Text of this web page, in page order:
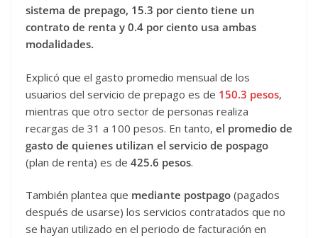
sistema de prepago, 15.3 por ciento tiene un
contrato de renta y 0.4 por ciento usa ambas
modalidades.
Explicó que el gasto promedio mensual de los
usuarios del servicio de prepago es de 150.3 pesos,
mientras que otro sector de personas realiza
recargas de 31 a 100 pesos. En tanto, el promedio de
gasto de quienes utilizan el servicio de pospago
(plan de renta) es de 425.6 pesos.
También plantea que mediante postpago (pagados
después de usarse) los servicios contratados que no
se hayan utilizado en el periodo de facturación en